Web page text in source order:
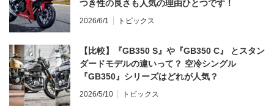
つき性の良さも人気の理由ひとつです！
2026/6/1 トピックス
【比較】『GB350 S』や『GB350 C』 とスタン
ダードモデルの違いって？ 空冷シングル
『GB350』シリーズはどれが人気？
2026/5/10 トピックス